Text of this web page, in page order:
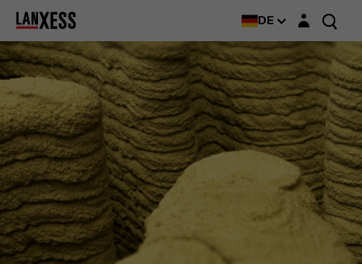
DE Login-Maske